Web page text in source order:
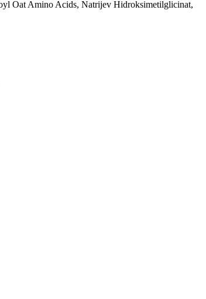
Oat Amino Acids, Natrijev Hidroksimetilglicinat,